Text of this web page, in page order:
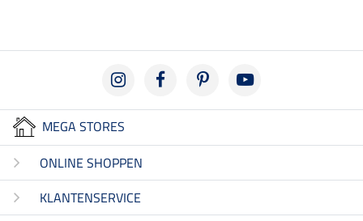
MEGA STORES
ONLINE SHOPPEN
KLANTENSERVICE